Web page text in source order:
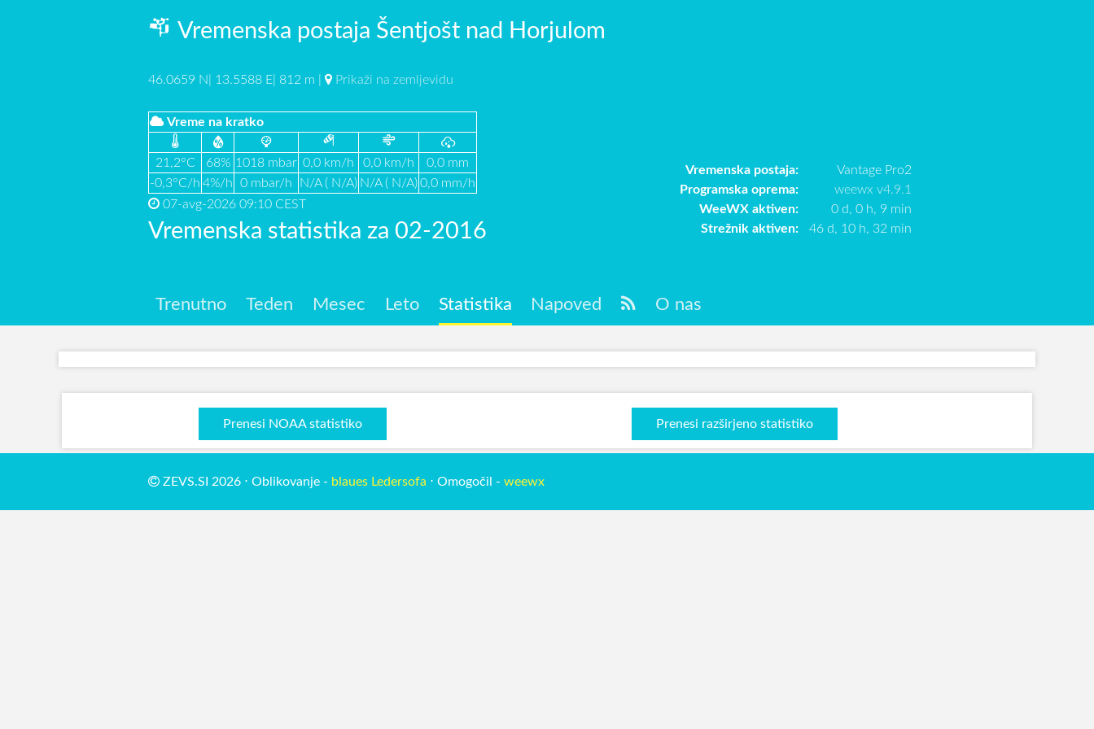
Vremenska postaja Šentjošt nad Horjulom
46.0659 N| 13.5588 E| 812 m | Prikaži na zemljevidu
Vreme na kratko
21,2°C 68% 1018 mbar 0,0 km/h 0,0 km/h
0,0 mm
-0,3°C/h 4%/h 0 mbar/h N/A ( N/A) N/A ( N/A)0,0 mm/h
07-avg-2026 09:10 CEST
Vremenska statistika za 02-2016
Vremenska postaja:
Vantage Pro2
Programska oprema:
weewx v4.9.1
WeeWX aktiven:
0 d, 0 h, 9 min
Strežnik aktiven:
46 d, 10 h, 32 min
Trenutno Teden Mesec Leto Statistika Napoved O nas
Prenesi NOAA statistiko Prenesi razširjeno statistiko
ZEVS.SI 2026 ⋅ Oblikovanje - blaues Ledersofa ⋅ Omogočil - weewx